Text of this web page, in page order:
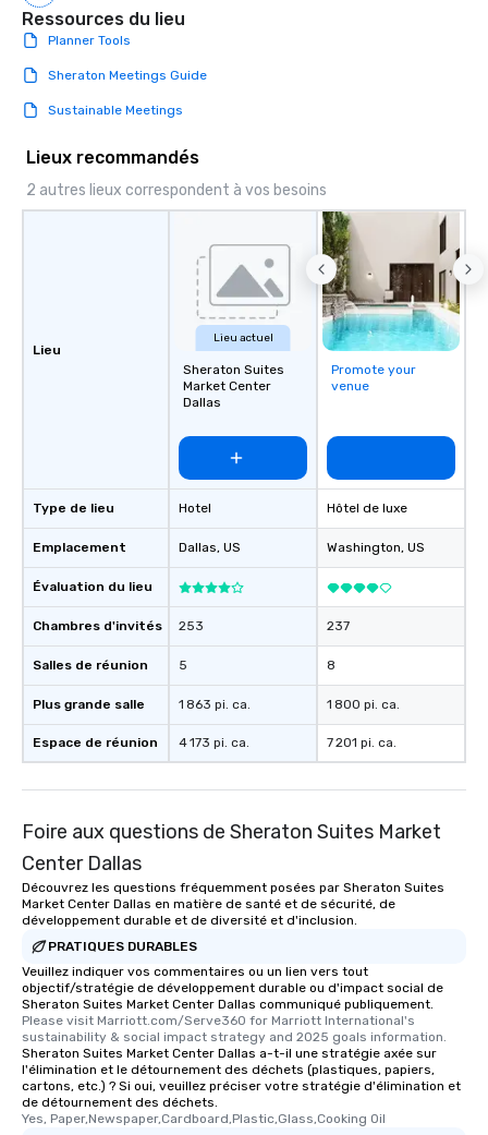
Ressources du lieu
Planner Tools
Sheraton Meetings Guide
Sustainable Meetings
Lieux recommandés
2 autres lieux correspondent à vos besoins
Lieu
Type de lieu
Emplacement
Évaluation du lieu
Chambres d'invités
Salles de réunion
Plus grande salle
Espace de réunion
Lieu actuel
Sheraton Suites
Market Center
Dallas
Hotel
Dallas, US
253
5
1 863 pi. ca.
4 173 pi. ca.
Promote your
venue
Hôtel de luxe
Washington, US
237
8
1 800 pi. ca.
7 201 pi. ca.
Foire aux questions de Sheraton Suites Market
Center Dallas
Découvrez les questions fréquemment posées par Sheraton Suites
Market Center Dallas en matière de santé et de sécurité, de
développement durable et de diversité et d'inclusion.
PRATIQUES DURABLES
Veuillez indiquer vos commentaires ou un lien vers tout
objectif/stratégie de développement durable ou d'impact social de
Sheraton Suites Market Center Dallas communiqué publiquement.
Please visit Marriott.com/Serve360 for Marriott International's
sustainability & social impact strategy and 2025 goals information.
Sheraton Suites Market Center Dallas a-t-il une stratégie axée sur
l'élimination et le détournement des déchets (plastiques, papiers,
cartons, etc.) ? Si oui, veuillez préciser votre stratégie d'élimination et
de détournement des déchets.
Yes, Paper,Newspaper,Cardboard,Plastic,Glass,Cooking Oil